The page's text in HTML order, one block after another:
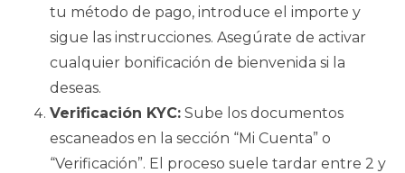
tu método de pago, introduce el importe y
sigue las instrucciones. Asegúrate de activar
cualquier bonificación de bienvenida si la
deseas.
Verificación KYC: Sube los documentos
escaneados en la sección “Mi Cuenta” o
“Verificación”. El proceso suele tardar entre 2 y